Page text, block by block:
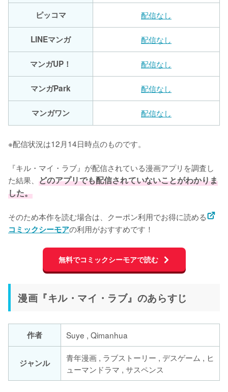
ピッコマ 配信なし
LINEマンガ 配信なし
マンガUP！ 配信なし
マンガPark 配信なし
マンガワン 配信なし
※配信状況は12月14日時点のものです。
『キル・マイ・ラブ』が配信されている漫画アプリを調査し
た結果、 どのアプリでも配信されていないことがわかりま
した。
そのため本作を読む場合は、クーポン利用でお得に読める
コミックシーモアの利用がおすすめです！
無料でコミックシーモアで読む
漫画『キル・マイ・ラブ』のあらすじ
作者 Suye , Qimanhua
ジャンル
青年漫画 , ラブストーリー , デスゲーム , ヒ
ューマンドラマ , サスペンス